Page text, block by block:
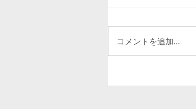
コメントを追加…